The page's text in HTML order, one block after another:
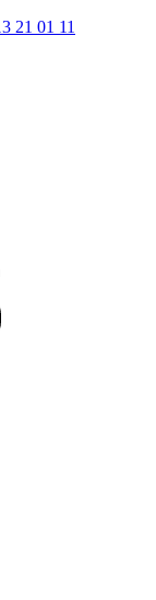
21 01 11